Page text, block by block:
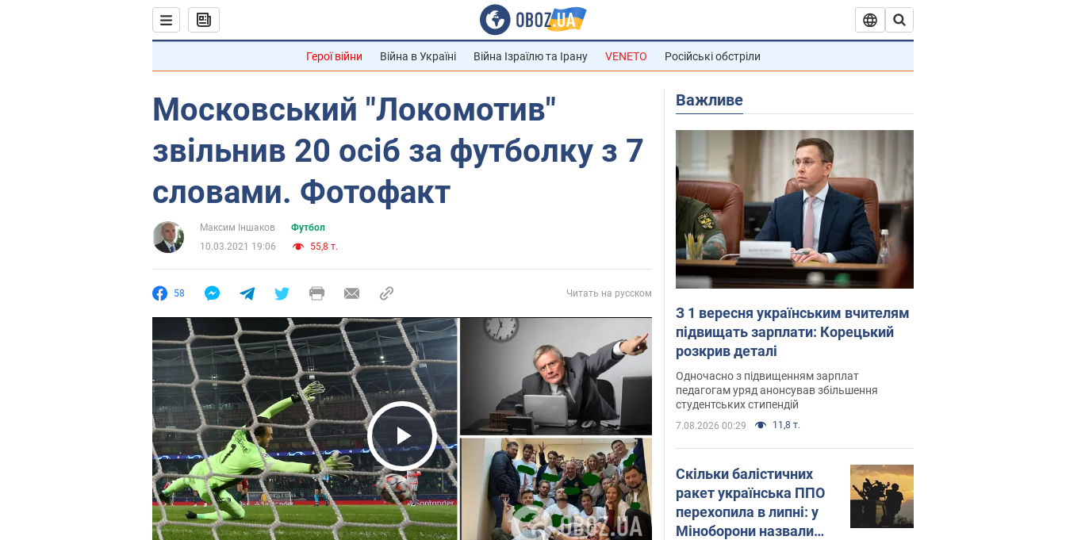
Герої війни Війна в Україні Війна Ізраїлю та Ірану VENETO Російські обстріли
Московський "Локомотив"
звільнив 20 осіб за футболку з 7
словами. Фотофакт
Максим Іншаков
Футбол
10.03.2021 19:06
55,8 т.
58 Читать на русском
Play Video
Важливе
З 1 вересня українським вчителям
підвищать зарплати: Корецький
розкрив деталі
Одночасно з підвищенням зарплат
педагогам уряд анонсував збільшення
студентських стипендій
7.08.2026 00:29 11,8 т.
Скільки балістичних
ракет українська ППО
перехопила в липні: у
Міноборони назвали